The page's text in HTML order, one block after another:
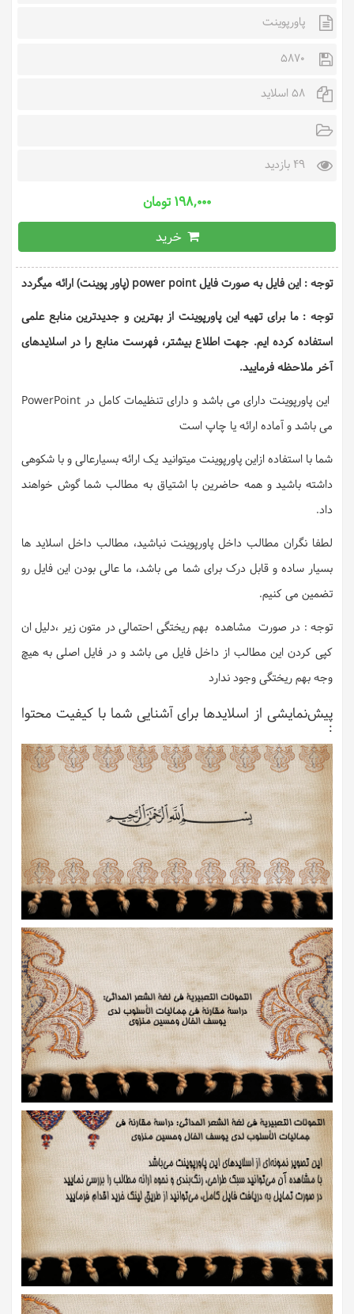
پاورپوینت
5870
58 اسلاید
49 بازدید
۱۹۸,۰۰۰ تومان
خرید
توجه : این فایل به صورت فایل power point (پاور پوینت) ارائه میگردد
توجه : ما برای تهیه این پاورپوینت از بهترین و جدیدترین منابع علمی
استفاده کرده ایم. جهت اطلاع بیشتر، فهرست منابع را در اسلایدهای
آخر ملاحظه فرمایید.
این پاورپوینت دارای می باشد و دارای تنظیمات کامل در PowerPoint
می باشد و آماده ارائه یا چاپ است
شما با استفاده ازاین پاورپوینت میتوانید یک ارائه بسیارعالی و با شکوهی
داشته باشید و همه حاضرین با اشتیاق به مطالب شما گوش خواهند
داد.
لطفا نگران مطالب داخل پاورپوینت نباشید، مطالب داخل اسلاید ها
بسیار ساده و قابل درک برای شما می باشد، ما عالی بودن این فایل رو
تضمین می کنیم.
توجه : در صورت مشاهده بهم ریختگی احتمالی در متون زیر ،دلیل ان
کپی کردن این مطالب از داخل فایل می باشد و در فایل اصلی به هیچ
وجه بهم ریختگی وجود ندارد
پیش‌نمایشی از اسلایدها برای آشنایی شما با کیفیت محتوا
: